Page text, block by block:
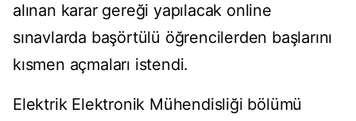
alınan karar gereği yapılacak online
sınavlarda başörtülü öğrencilerden başlarını
kısmen açmaları istendi.
Elektrik Elektronik Mühendisliği bölümü